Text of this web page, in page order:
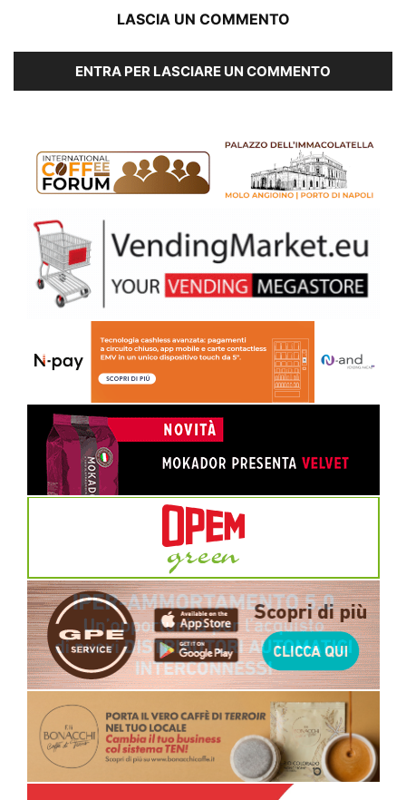
LASCIA UN COMMENTO
ENTRA PER LASCIARE UN COMMENTO